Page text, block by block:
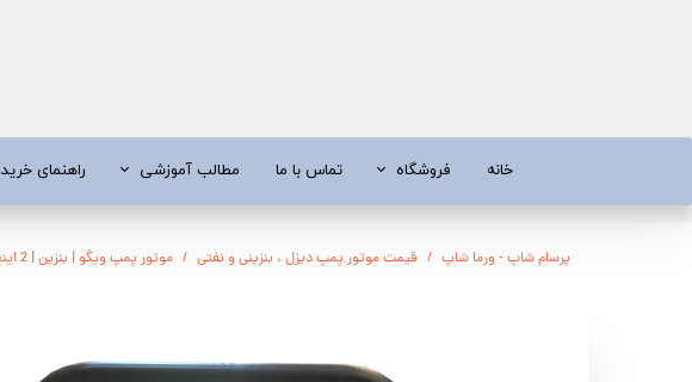
خانه فروشگاه
آبسردکن و دستگاه تصفیه آب
ابزار و قطعات
تماس با ما مطالب آموزشی
تیلر
اره زنجیری
راهنمای خرید
پرسام شاپ - ورما شاپ قیمت موتور پمپ دیزل ، بنزینی و نفتی موتور پمپ ویگو | بنزین | 2 اینچ | زرد | WG50 - "2